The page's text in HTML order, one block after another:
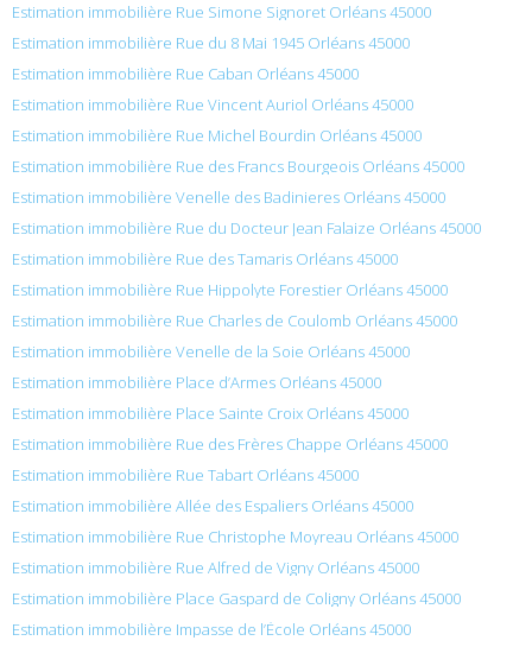
Estimation immobilière Rue Simone Signoret Orléans 45000
Estimation immobilière Rue du 8 Mai 1945 Orléans 45000
Estimation immobilière Rue Caban Orléans 45000
Estimation immobilière Rue Vincent Auriol Orléans 45000
Estimation immobilière Rue Michel Bourdin Orléans 45000
Estimation immobilière Rue des Francs Bourgeois Orléans 45000
Estimation immobilière Venelle des Badinieres Orléans 45000
Estimation immobilière Rue du Docteur Jean Falaize Orléans 45000
Estimation immobilière Rue des Tamaris Orléans 45000
Estimation immobilière Rue Hippolyte Forestier Orléans 45000
Estimation immobilière Rue Charles de Coulomb Orléans 45000
Estimation immobilière Venelle de la Soie Orléans 45000
Estimation immobilière Place d’Armes Orléans 45000
Estimation immobilière Place Sainte Croix Orléans 45000
Estimation immobilière Rue des Frères Chappe Orléans 45000
Estimation immobilière Rue Tabart Orléans 45000
Estimation immobilière Allée des Espaliers Orléans 45000
Estimation immobilière Rue Christophe Moyreau Orléans 45000
Estimation immobilière Rue Alfred de Vigny Orléans 45000
Estimation immobilière Place Gaspard de Coligny Orléans 45000
Estimation immobilière Impasse de l’École Orléans 45000